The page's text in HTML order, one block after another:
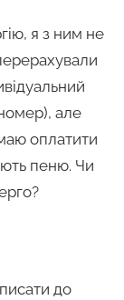
я з ним не
але
оплатити
пеню. Чи
до